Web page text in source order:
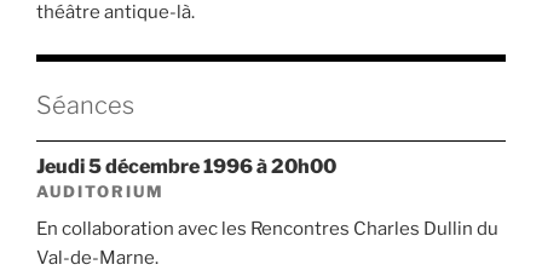
théâtre antique-là.
Séances
jeudi 5 décembre 1996 à 20h00
AUDITORIUM
En collaboration avec les Rencontres Charles Dullin du
Val-de-Marne.